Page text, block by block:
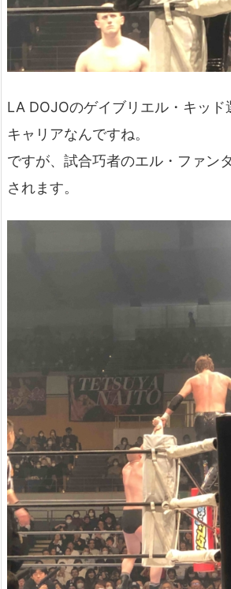
LA DOJOのゲイブリエル・キッド
キャリアなんですね。
ですが、試合巧者のエル・ファン
されます。